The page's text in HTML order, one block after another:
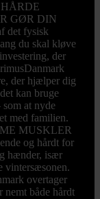
GØR DIN
det fysisk
du skal kløve
der
der hjælper dig
kan bruge
at nyde
med familien.
MUSKLER
og hårdt for
hænder, især
vintersæsonen.
overtager
nemt både hårdt